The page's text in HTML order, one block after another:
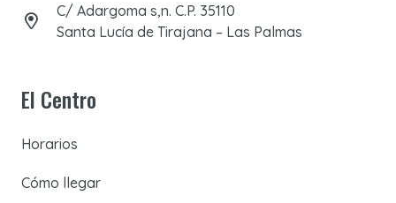
C/ Adargoma s,n. C.P. 35110
Santa Lucía de Tirajana – Las Palmas
El Centro
Horarios
Cómo llegar